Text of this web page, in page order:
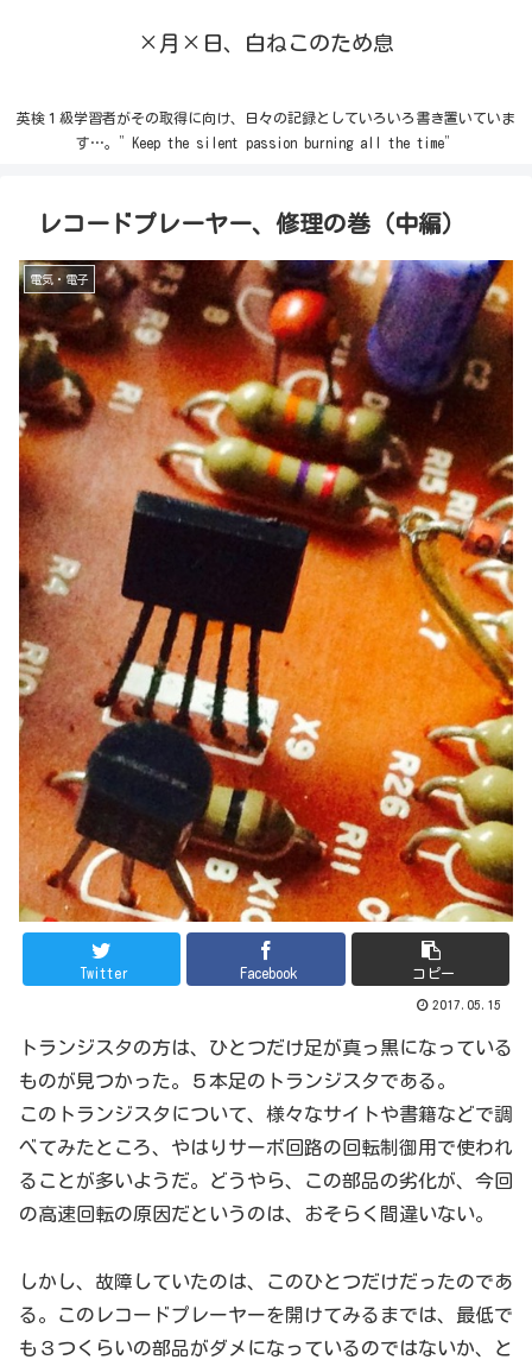
×月×日、白ねこのため息
英検１級学習者がその取得に向け、日々の記録としていろいろ書き置いていま
す…。”Keep the silent passion burning all the time”
レコードプレーヤー、修理の巻（中編）
電気・電子
Twitter Facebook コピー
2017.05.15
トランジスタの方は、ひとつだけ足が真っ黒になっている
ものが見つかった。５本足のトランジスタである。
このトランジスタについて、様々なサイトや書籍などで調
べてみたところ、やはりサーボ回路の回転制御用で使われ
ることが多いようだ。どうやら、この部品の劣化が、今回
の高速回転の原因だというのは、おそらく間違いない。
しかし、故障していたのは、このひとつだけだったのであ
る。このレコードプレーヤーを開けてみるまでは、最低で
も３つくらいの部品がダメになっているのではないか、と